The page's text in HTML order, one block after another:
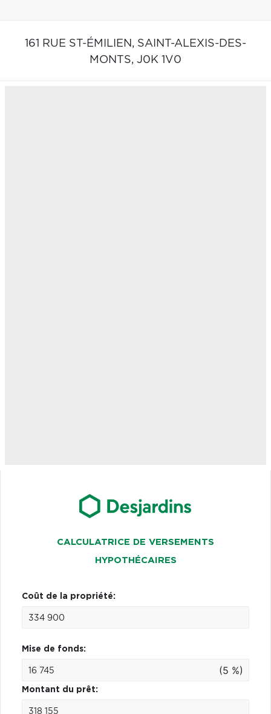
161 RUE ST-ÉMILIEN, SAINT-ALEXIS-DES-
MONTS, J0K 1V0
CALCULATRICE DE VERSEMENTS
HYPOTHÉCAIRES
Coût de la propriété:
Mise de fonds:
(5 %)
Montant du prêt: